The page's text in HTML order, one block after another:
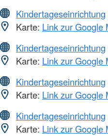
Kindertageseinrichtung
Karte: Link zur Google
Kindertageseinrichtung
Karte: Link zur Google
Kindertageseinrichtung
Karte: Link zur Google
Kindertageseinrichtung
Karte: Link zur Google